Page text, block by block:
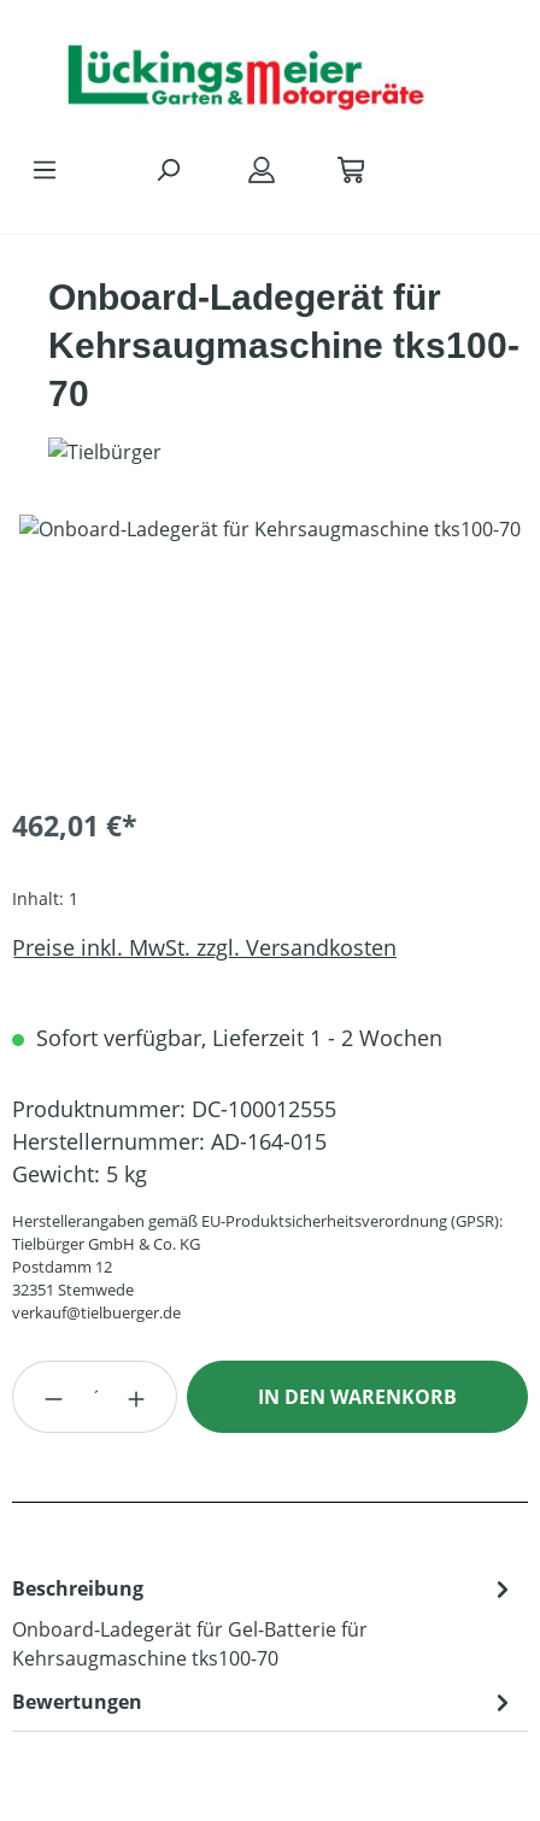
Onboard-Ladegerät für
Kehrsaugmaschine tks100-
70
Bildergalerie überspringen
462,01 €*
Inhalt: 1
Preise inkl. MwSt. zzgl. Versandkosten
Sofort verfügbar, Lieferzeit 1 - 2 Wochen
Produktnummer: DC-100012555
Herstellernummer: AD-164-015
Gewicht: 5 kg
Herstellerangaben gemäß EU-Produktsicherheitsverordnung (GPSR):
Tielbürger GmbH & Co. KG
Postdamm 12
32351 Stemwede
verkauf@tielbuerger.de
Produkt Anzahl: Gib den gewünschten
IN DEN WARENKORB
Beschreibung
Onboard-Ladegerät für Gel-Batterie für
Kehrsaugmaschine tks100-70
Bewertungen